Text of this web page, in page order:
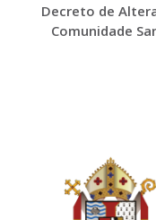
Decreto de
Comunidade